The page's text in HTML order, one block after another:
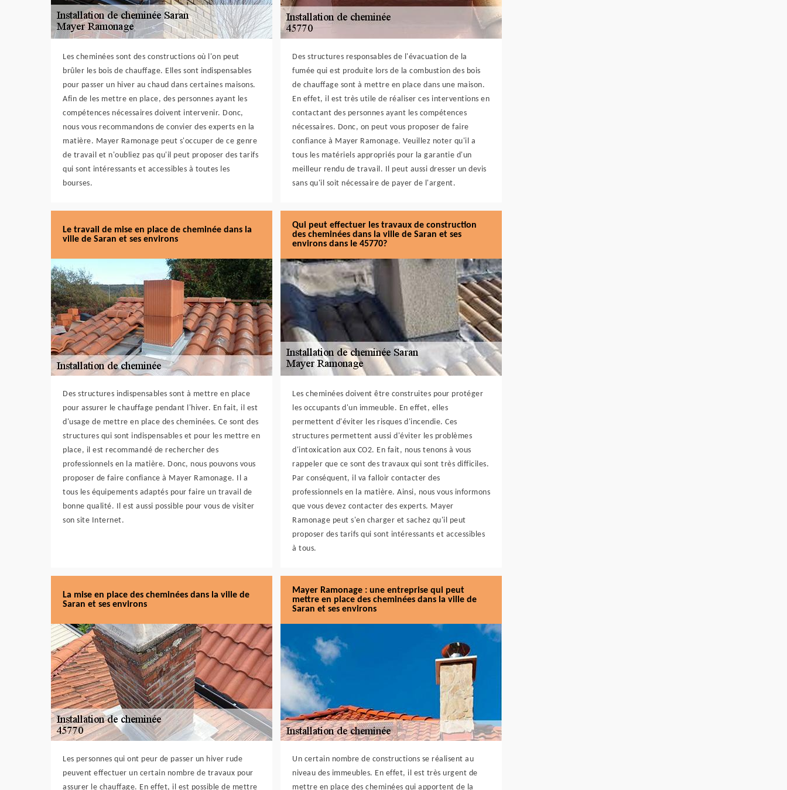
Les cheminées sont des constructions où l'on peut
brûler les bois de chauffage. Elles sont indispensables
pour passer un hiver au chaud dans certaines maisons.
Afin de les mettre en place, des personnes ayant les
compétences nécessaires doivent intervenir. Donc,
nous vous recommandons de convier des experts en la
matière. Mayer Ramonage peut s'occuper de ce genre
de travail et n'oubliez pas qu'il peut proposer des tarifs
qui sont intéressants et accessibles à toutes les
bourses.
Des structures responsables de l'évacuation de la
fumée qui est produite lors de la combustion des bois
de chauffage sont à mettre en place dans une maison.
En effet, il est très utile de réaliser ces interventions en
contactant des personnes ayant les compétences
nécessaires. Donc, on peut vous proposer de faire
confiance à Mayer Ramonage. Veuillez noter qu'il a
tous les matériels appropriés pour la garantie d'un
meilleur rendu de travail. Il peut aussi dresser un devis
sans qu'il soit nécessaire de payer de l'argent.
Le travail de mise en place de cheminée dans la
ville de Saran et ses environs
Des structures indispensables sont à mettre en place
pour assurer le chauffage pendant l'hiver. En fait, il est
d'usage de mettre en place des cheminées. Ce sont des
structures qui sont indispensables et pour les mettre en
place, il est recommandé de rechercher des
professionnels en la matière. Donc, nous pouvons vous
proposer de faire confiance à Mayer Ramonage. Il a
tous les équipements adaptés pour faire un travail de
bonne qualité. Il est aussi possible pour vous de visiter
son site Internet.
Qui peut effectuer les travaux de construction
des cheminées dans la ville de Saran et ses
environs dans le 45770?
Les cheminées doivent être construites pour protéger
les occupants d'un immeuble. En effet, elles
permettent d'éviter les risques d'incendie. Ces
structures permettent aussi d'éviter les problèmes
d'intoxication aux CO2. En fait, nous tenons à vous
rappeler que ce sont des travaux qui sont très difficiles.
Par conséquent, il va falloir contacter des
professionnels en la matière. Ainsi, nous vous informons
que vous devez contacter des experts. Mayer
Ramonage peut s'en charger et sachez qu'il peut
proposer des tarifs qui sont intéressants et accessibles
à tous.
La mise en place des cheminées dans la ville de
Saran et ses environs
Les personnes qui ont peur de passer un hiver rude
peuvent effectuer un certain nombre de travaux pour
assurer le chauffage. En effet, il est possible de mettre
Mayer Ramonage : une entreprise qui peut
mettre en place des cheminées dans la ville de
Saran et ses environs
Un certain nombre de constructions se réalisent au
niveau des immeubles. En effet, il est très urgent de
mettre en place des cheminées qui apportent de la